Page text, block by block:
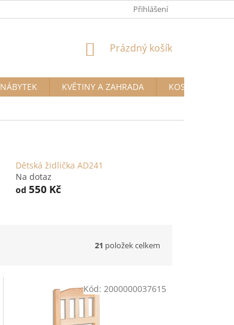
Přihlášení
NÁKUPNÍ
Prázdný košík
NÁBYTEK KVĚTINY A ZAHRADA
KOSMETIKA A
Dětská židlička AD241
Na dotaz
od 550 Kč
21 položek celkem
Kód: 2000000037615